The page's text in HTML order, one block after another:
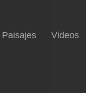
Inicio
Paisajes Videos